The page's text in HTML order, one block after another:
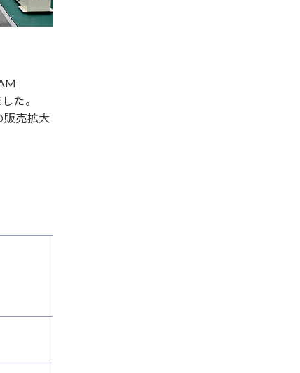
た。
販売拡大